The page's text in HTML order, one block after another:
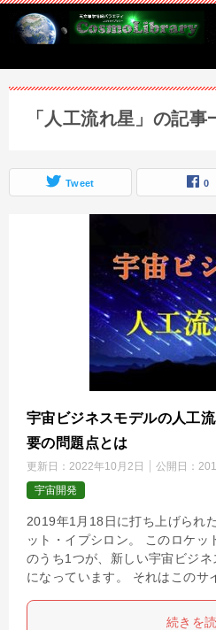
「人工流れ星」の記事
Tweet 0
宇宙ビジネスモデルの人工
要の問題点とは
更新日： 2022年10月2日 公開日：
宇宙開発
2019年1月18日に打ち上げられ
ット・イプシロン。 このロケッ
のうち1つが、新しい宇宙ビジ
になっています。 それはこの
続きを